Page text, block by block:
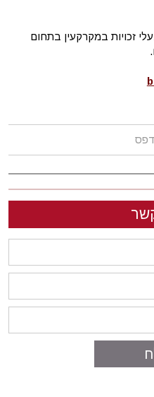
זכויות במקרקעין בתחום